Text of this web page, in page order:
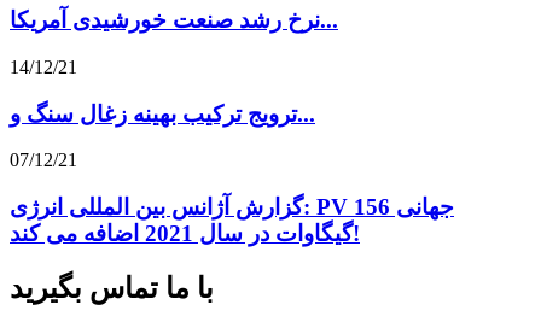
نرخ رشد صنعت خورشیدی آمریکا...
14/12/21
ترویج ترکیب بهینه زغال سنگ و...
07/12/21
گزارش آژانس بین المللی انرژی: PV جهانی 156
گیگاوات در سال 2021 اضافه می کند!
با ما تماس بگیرید